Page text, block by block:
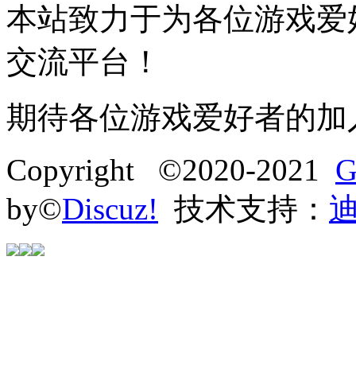
本站致力于为各位游戏
交流平台！
期待各位游戏爱好者的加
Copyright ©2020-2021
by©Discuz! 技术支持：